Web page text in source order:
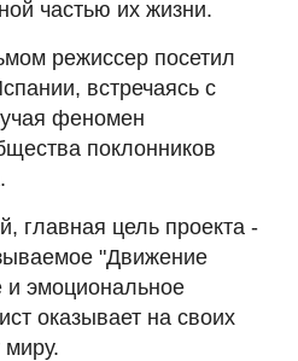
частью их жизни.
режиссер посетил
встречаясь с
феномен
поклонников
главная цель проекта -
"Движение
и эмоциональное
оказывает на своих